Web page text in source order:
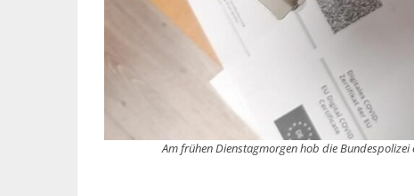
Am frühen Dienstagmorgen hob die